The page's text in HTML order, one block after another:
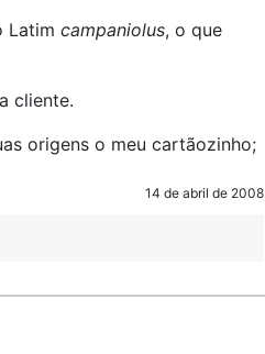
Latim campaniolus, o que
cliente.
origens o meu cartãozinho;
14 de abril de 2008